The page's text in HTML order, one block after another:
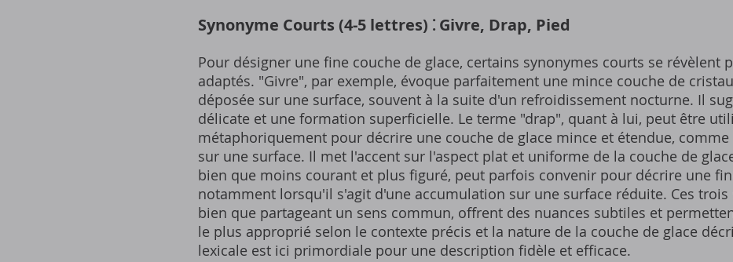
Synonyme Courts (4-5 lettres) ⁚ Givre, Drap, Pied
Pour désigner une fine couche de glace, certains synonymes courts se révèlent
adaptés. "Givre", par exemple, évoque parfaitement une mince couche de
déposée sur une surface, souvent à la suite d'un refroidissement nocturne. Il
délicate et une formation superficielle. Le terme "drap", quant à lui, peut être
métaphoriquement pour décrire une couche de glace mince et étendue,
sur une surface. Il met l'accent sur l'aspect plat et uniforme de la couche de
bien que moins courant et plus figuré, peut parfois convenir pour décrire une
notamment lorsqu'il s'agit d'une accumulation sur une surface réduite. Ces trois
bien que partageant un sens commun, offrent des nuances subtiles et
le plus approprié selon le contexte précis et la nature de la couche de glace
lexicale est ici primordiale pour une description fidèle et efficace.